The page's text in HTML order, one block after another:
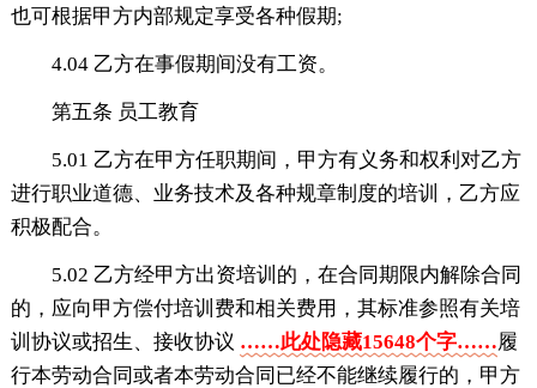
也可根据甲方内部规定享受各种假期;
4.04 乙方在事假期间没有工资。
第五条 员工教育
5.01 乙方在甲方任职期间，甲方有义务和权利对乙方
进行职业道德、业务技术及各种规章制度的培训，乙方应
积极配合。
5.02 乙方经甲方出资培训的，在合同期限内解除合同
的，应向甲方偿付培训费和相关费用，其标准参照有关培
训协议或招生、接收协议 ……此处隐藏15648个字……履
行本劳动合同或者本劳动合同已经不能继续履行的，甲方